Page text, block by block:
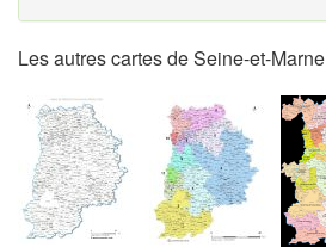
Les autres cartes de Seine-et-Marne